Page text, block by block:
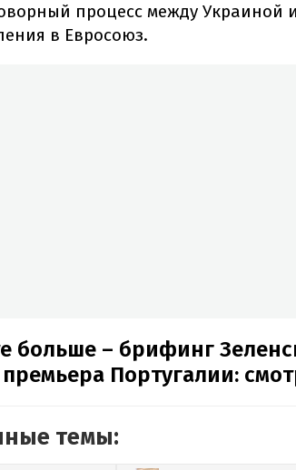
процесс между Украиной
в Евросоюз.
больше – брифинг
Португалии:
темы: